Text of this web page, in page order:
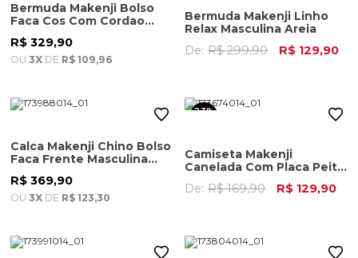
Bermuda Makenji Bolso
Faca Cos Com Cordao
Masculina Areia
R$ 329,90
OU 3X DE R$ 109,96
Bermuda Makenji Linho
Relax Masculina Areia
De: R$ 299,90 R$ 129,90
Calca Makenji Chino Bolso
Faca Frente Masculina
Areia
R$ 369,90
OU 3X DE R$ 123,30
23%
Camiseta Makenji
Canelada Com Placa Peito
Masculina Areia
De: R$ 169,90 R$ 129,90